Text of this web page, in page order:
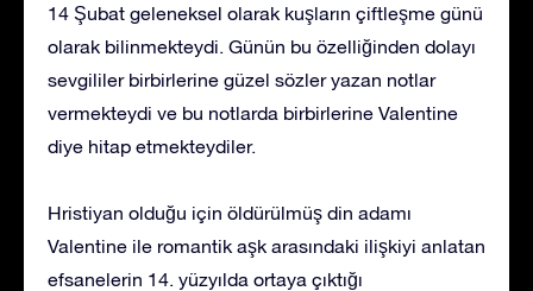
14 Şubat geleneksel olarak kuşların çiftleşme günü
olarak bilinmekteydi. Günün bu özelliğinden dolayı
sevgililer birbirlerine güzel sözler yazan notlar
vermekteydi ve bu notlarda birbirlerine Valentine
diye hitap etmekteydiler.
Hristiyan olduğu için öldürülmüş din adamı
Valentine ile romantik aşk arasındaki ilişkiyi anlatan
efsanelerin 14. yüzyılda ortaya çıktığı